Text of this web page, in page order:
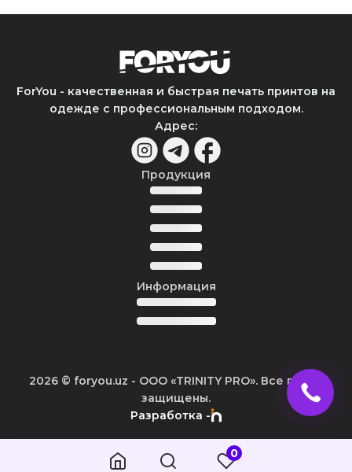
ForYou - качественная и быстрая печать принтов на
одежде с профессиональным подходом.
Адрес:
Продукция
Информация
2026 © foryou.uz - ООО «TRINITY PRO». Все права
защищены.
Разработка -
0